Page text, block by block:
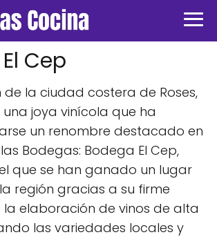
Cep
de la ciudad costera de Roses,
joya vinícola que ha
un renombre destacado en
Bodegas: Bodega El Cep,
que se han ganado un lugar
región gracias a su firme
elaboración de vinos de alta
las variedades locales y